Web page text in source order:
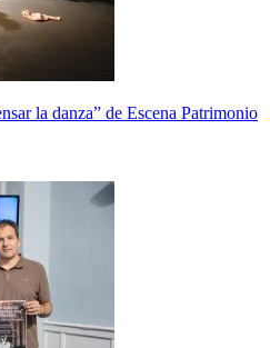
la danza” de Escena Patrimonio